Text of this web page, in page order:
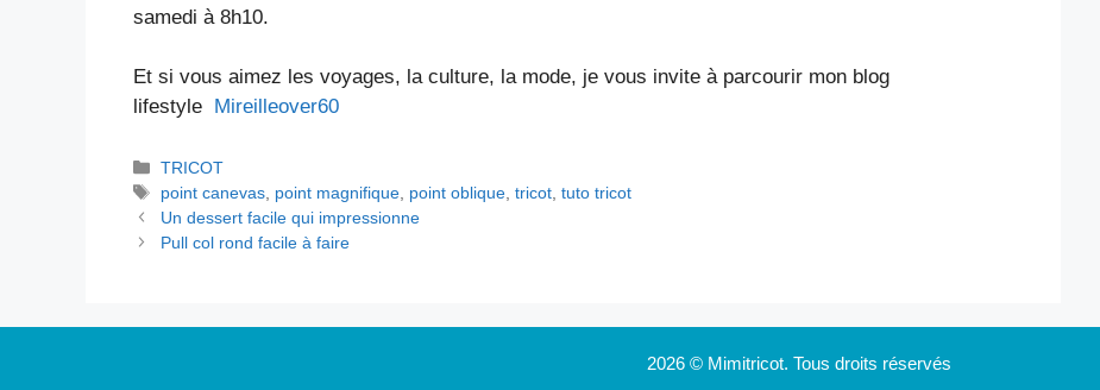
samedi à 8h10.
Et si vous aimez les voyages, la culture, la mode, je vous invite à parcourir mon blog
lifestyle
Mireilleover60
Catégories
TRICOT
Étiquettes
point canevas point magnifique point oblique ,tricot ,tuto tricot
Un dessert facile qui impressionne
Pull col rond facile à faire
2026 © Mimitricot. Tous droits réservés